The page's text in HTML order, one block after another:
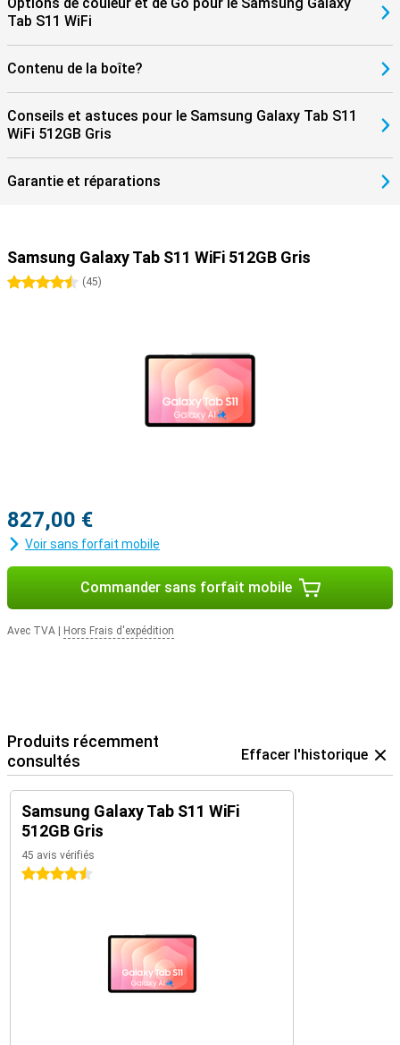
Tab S11 WiFi
Contenu de la boîte?
Conseils et astuces pour le Samsung Galaxy Tab S11
WiFi 512GB Gris
Garantie et réparations
Samsung Galaxy Tab S11 WiFi 512GB Gris
4.5 étoiles
(45)
827,00 €
Voir sans forfait mobile
Commander sans forfait mobile
Avec TVA Hors Frais d'expédition
Produits récemment
consultés
Effacer l'historique
Samsung Galaxy Tab S11 WiFi
512GB Gris
45 avis vérifiés
4.5 étoiles